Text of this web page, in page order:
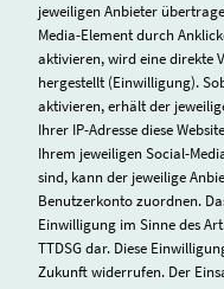
jeweiligen Anbieter
Media-Element durch
aktivieren, wird eine direkte
hergestellt (Einwilligung).
aktivieren, erhält der
Ihrer IP-Adresse diese
Ihrem jeweiligen Social-
sind, kann der jeweilige
Benutzerkonto zuordnen.
Einwilligung im Sinne des
TTDSG dar. Diese
Zukunft widerrufen. Der